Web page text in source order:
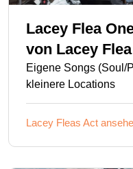
Lacey Flea
von Lacey Flea
Eigene Songs (Soul/
kleinere Locations
Lacey Fleas Act